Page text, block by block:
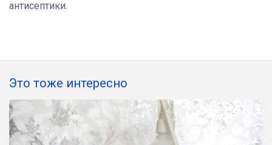
антисептики.
Это тоже интересно